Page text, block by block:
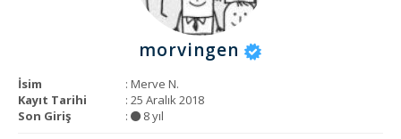
KURUMSAL
morvingen
İsim
: Merve N.
Kayıt Tarihi
: 25 Aralık 2018
Son Giriş
: 8 yıl